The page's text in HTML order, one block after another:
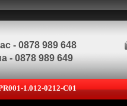
- 0878 989 648
- 0878 989 649
1.012-0212-C01